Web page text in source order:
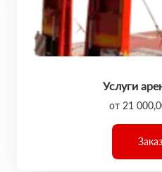
Услуги
от 21